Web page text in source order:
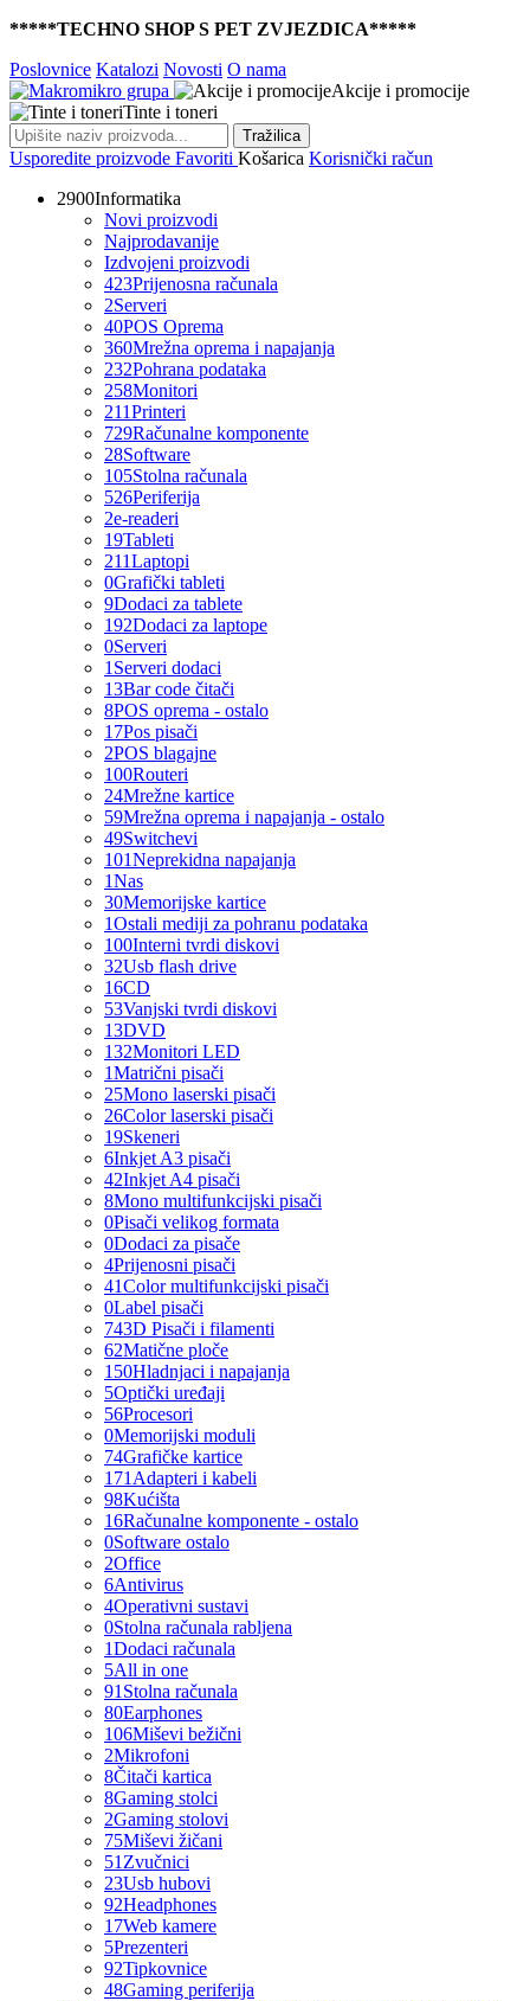
*****TECHNO SHOP S PET ZVJEZDICA*****
Poslovnice Katalozi Novosti O nama
Akcije i promocije
Tinte i toneri
Tražilica
Usporedite proizvode Favoriti Košarica Korisnički račun
2900Informatika
Novi proizvodi
Najprodavanije
Izdvojeni proizvodi
423Prijenosna računala
2Serveri
40POS Oprema
360Mrežna oprema i napajanja
232Pohrana podataka
258Monitori
211Printeri
729Računalne komponente
28Software
105Stolna računala
526Periferija
2e-readeri
19Tableti
211Laptopi
0Grafički tableti
9Dodaci za tablete
192Dodaci za laptope
0Serveri
1 Serveri dodaci
13Bar code čitači
8POS oprema - ostalo
17Pos pisači
2POS blagajne
100Routeri
24Mrežne kartice
59Mrežna oprema i napajanja - ostalo
49Switchevi
101Neprekidna napajanja
1Nas
30Memorijske kartice
1Ostali mediji za pohranu podataka
100Interni tvrdi diskovi
32Usb flash drive
16CD
53Vanjski tvrdi diskovi
13DVD
132Monitori LED
1Matrični pisači
25Mono laserski pisači
26Color laserski pisači
19Skeneri
6Inkjet A3 pisači
42Inkjet A4 pisači
8Mono multifunkcijski pisači
0Pisači velikog formata
0Dodaci za pisače
4Prijenosni pisači
41Color multifunkcijski pisači
0Label pisači
743D Pisači i filamenti
62Matične ploče
150Hladnjaci i napajanja
5Optički uređaji
56Procesori
0Memorijski moduli
74Grafičke kartice
171 Adapteri i kabeli
98Kućišta
16Računalne komponente - ostalo
0Software ostalo
2Office
6Antivirus
4Operativni sustavi
0Stolna računala rabljena
1Dodaci računala
5All in one
91 Stolna računala
80Earphones
106Miševi bežični
2Mikrofoni
8Čitači kartica
8Gaming stolci
2Gaming stolovi
75Miševi žičani
51 Zvučnici
23Usb hubovi
92Headphones
17Web kamere
5Prezenteri
92Tipkovnice
48Gaming periferija